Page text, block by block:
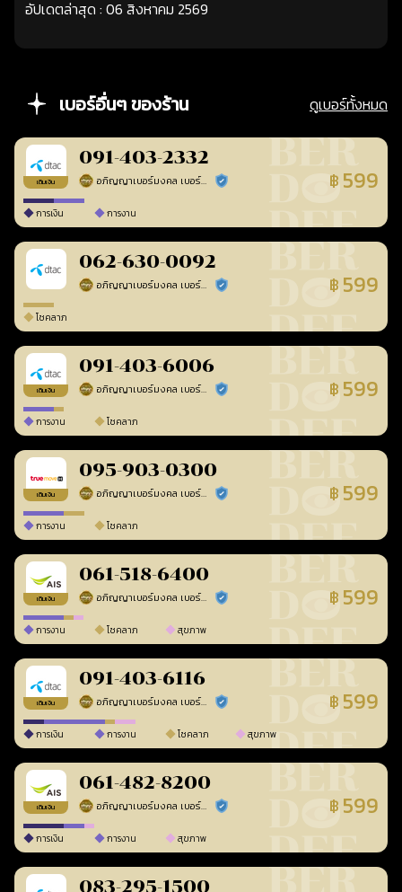
อัปเดตล่าสุด : 06 สิงหาคม 2569
เบอร์อื่นๆ ของร้าน ดูเบอร์ทั้งหมด
เติมเงิน
091-403-2332
อภิญญาเบอร์มงคล เบอร์สวยเลขศาสตร์ ร้านยืนยันแล้ว ฿ 599
การเงิน การงาน
062-630-0092
อภิญญาเบอร์มงคล เบอร์สวยเลขศาสตร์ ร้านยืนยันแล้ว ฿ 599
โชคลาภ
เติมเงิน
091-403-6006
อภิญญาเบอร์มงคล เบอร์สวยเลขศาสตร์ ร้านยืนยันแล้ว ฿ 599
การงาน โชคลาภ
เติมเงิน
095-903-0300
อภิญญาเบอร์มงคล เบอร์สวยเลขศาสตร์ ร้านยืนยันแล้ว ฿ 599
การงาน โชคลาภ
เติมเงิน
061-518-6400
อภิญญาเบอร์มงคล เบอร์สวยเลขศาสตร์ ร้านยืนยันแล้ว ฿ 599
การงาน โชคลาภ สุขภาพ
เติมเงิน
091-403-6116
อภิญญาเบอร์มงคล เบอร์สวยเลขศาสตร์ ร้านยืนยันแล้ว ฿ 599
การเงิน การงาน โชคลาภ สุขภาพ
เติมเงิน
061-482-8200
อภิญญาเบอร์มงคล เบอร์สวยเลขศาสตร์ ร้านยืนยันแล้ว ฿ 599
การเงิน การงาน สุขภาพ
083-295-1500